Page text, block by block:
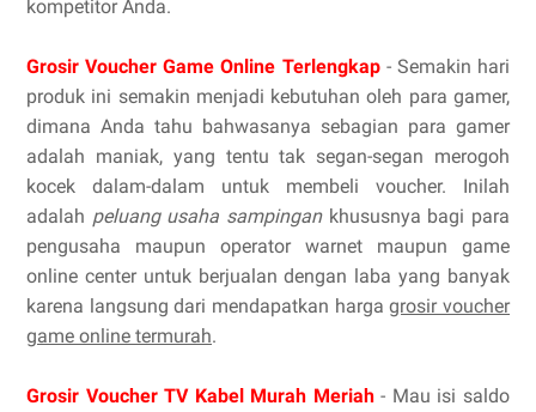
kompetitor Anda.
Grosir Voucher Game Online Terlengkap- Semakin hari
produk ini semakin menjadi kebutuhan oleh para gamer,
dimana Anda tahu bahwasanya sebagian para gamer
adalah maniak, yang tentu tak segan-segan merogoh
kocek dalam-dalam untuk membeli voucher. Inilah
adalah peluang usaha sampingankhususnya bagi para
pengusaha maupun operator warnet maupun game
online center untuk berjualan dengan laba yang banyak
karena langsung dari mendapatkan hargagrosir voucher
game online termurah.
Grosir Voucher TV Kabel Murah Meriah- Mau isi saldo